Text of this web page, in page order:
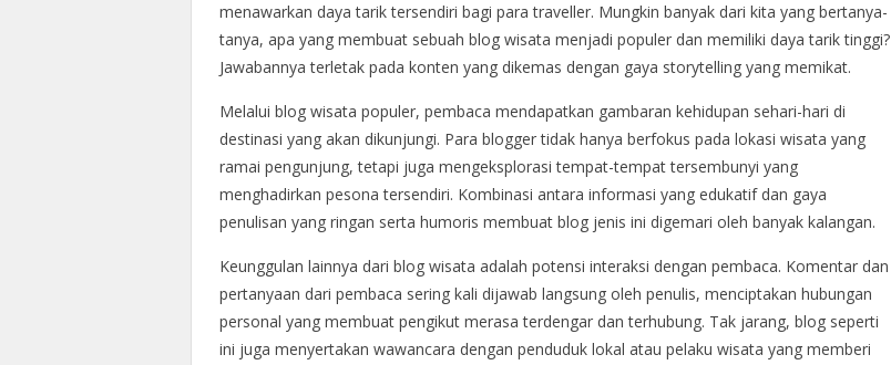
menawarkan daya tarik tersendiri bagi para traveller. Mungkin banyak dari kita yang bertanya-
tanya, apa yang membuat sebuah blog wisata menjadi populer dan memiliki daya tarik tinggi?
Jawabannya terletak pada konten yang dikemas dengan gaya storytelling yang memikat.
Melalui blog wisata populer, pembaca mendapatkan gambaran kehidupan sehari-hari di
destinasi yang akan dikunjungi. Para blogger tidak hanya berfokus pada lokasi wisata yang
ramai pengunjung, tetapi juga mengeksplorasi tempat-tempat tersembunyi yang
menghadirkan pesona tersendiri. Kombinasi antara informasi yang edukatif dan gaya
penulisan yang ringan serta humoris membuat blog jenis ini digemari oleh banyak kalangan.
Keunggulan lainnya dari blog wisata adalah potensi interaksi dengan pembaca. Komentar dan
pertanyaan dari pembaca sering kali dijawab langsung oleh penulis, menciptakan hubungan
personal yang membuat pengikut merasa terdengar dan terhubung. Tak jarang, blog seperti
ini juga menyertakan wawancara dengan penduduk lokal atau pelaku wisata yang memberi